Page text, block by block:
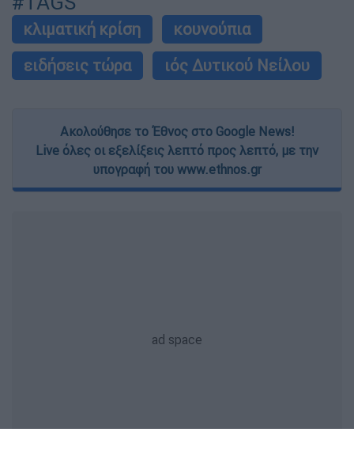
κλιματική κρίση
κουνούπια
ειδήσεις τώρα
ιός Δυτικού Νείλου
Ακολούθησε το Έθνος στο Google News!
Live όλες οι εξελίξεις λεπτό προς λεπτό, με την
υπογραφή του www.ethnos.gr